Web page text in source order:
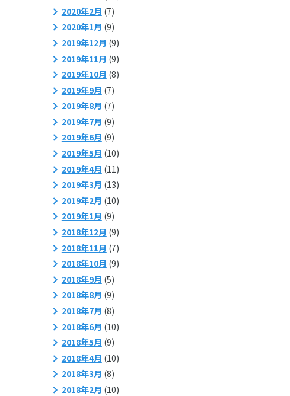
2020年2月 (7)
2020年1月 (9)
2019年12月 (9)
2019年11月 (9)
2019年10月 (8)
2019年9月 (7)
2019年8月 (7)
2019年7月 (9)
2019年6月 (9)
2019年5月 (10)
2019年4月 (11)
2019年3月 (13)
2019年2月 (10)
2019年1月 (9)
2018年12月 (9)
2018年11月 (7)
2018年10月 (9)
2018年9月 (5)
2018年8月 (9)
2018年7月 (8)
2018年6月 (10)
2018年5月 (9)
2018年4月 (10)
2018年3月 (8)
2018年2月 (10)